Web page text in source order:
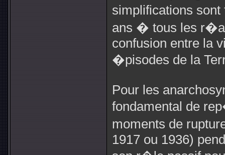
simplifications
ans � tous les
confusion entre la
�pisodes de la
Pour les
fondamental de
moments de
1917 ou 1936)